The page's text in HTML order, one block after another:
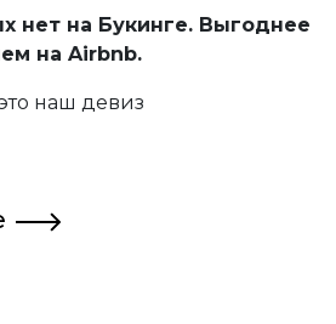
нет на Букинге. Выгоднее
на Airbnb.
наш девиз